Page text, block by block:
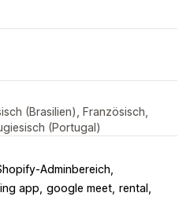
(Brasilien), Französisch,
(Portugal)
Adminbereich
app google meet rental